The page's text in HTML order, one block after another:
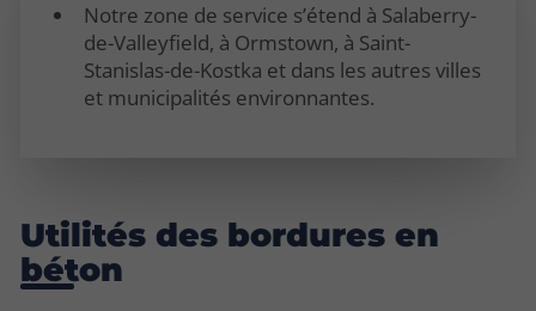
Notre zone de service s’étend à Salaberry-
de-Valleyfield, à Ormstown, à Saint-
Stanislas-de-Kostka et dans les autres villes
et municipalités environnantes.
Utilités des bordures en
béton